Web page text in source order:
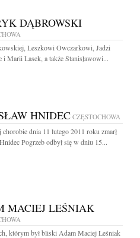
DĄBROWSKI
Leszkowi Owczarkowi, Jadzi
i Marii Lasek, a także Stanisławowi...
HNIDEC CZĘSTOCHOWA
chorobie dnia 11 lutego 2011 roku zmarł
Pogrzeb odbył się w dniu 15...
MACIEJ LEŚNIAK
którym był bliski Adam Maciej Leśniak